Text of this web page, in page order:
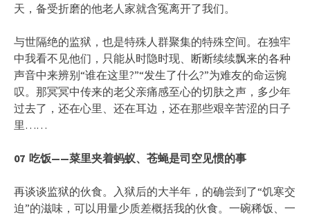
天，备受折磨的他老人家就含冤离开了我们。
与世隔绝的监狱，也是特殊人群聚集的特殊空间。在独牢
中我看不见他们，只能从时隐时现、断断续续飘来的各种
声音中来辨别“谁在这里?”“发生了什么?”为难友的命运惋
叹。那冥冥中传来的老父亲痛感至心的切肤之声，多少年
过去了，还在心里、还在耳边，还在那些艰辛苦涩的日子
里……
07 吃饭——菜里夹着蚂蚁、苍蝇是司空见惯的事
再谈谈监狱的伙食。入狱后的大半年，的确尝到了“饥寒交
迫”的滋味，可以用量少质差概括我的伙食。一碗稀饭、一